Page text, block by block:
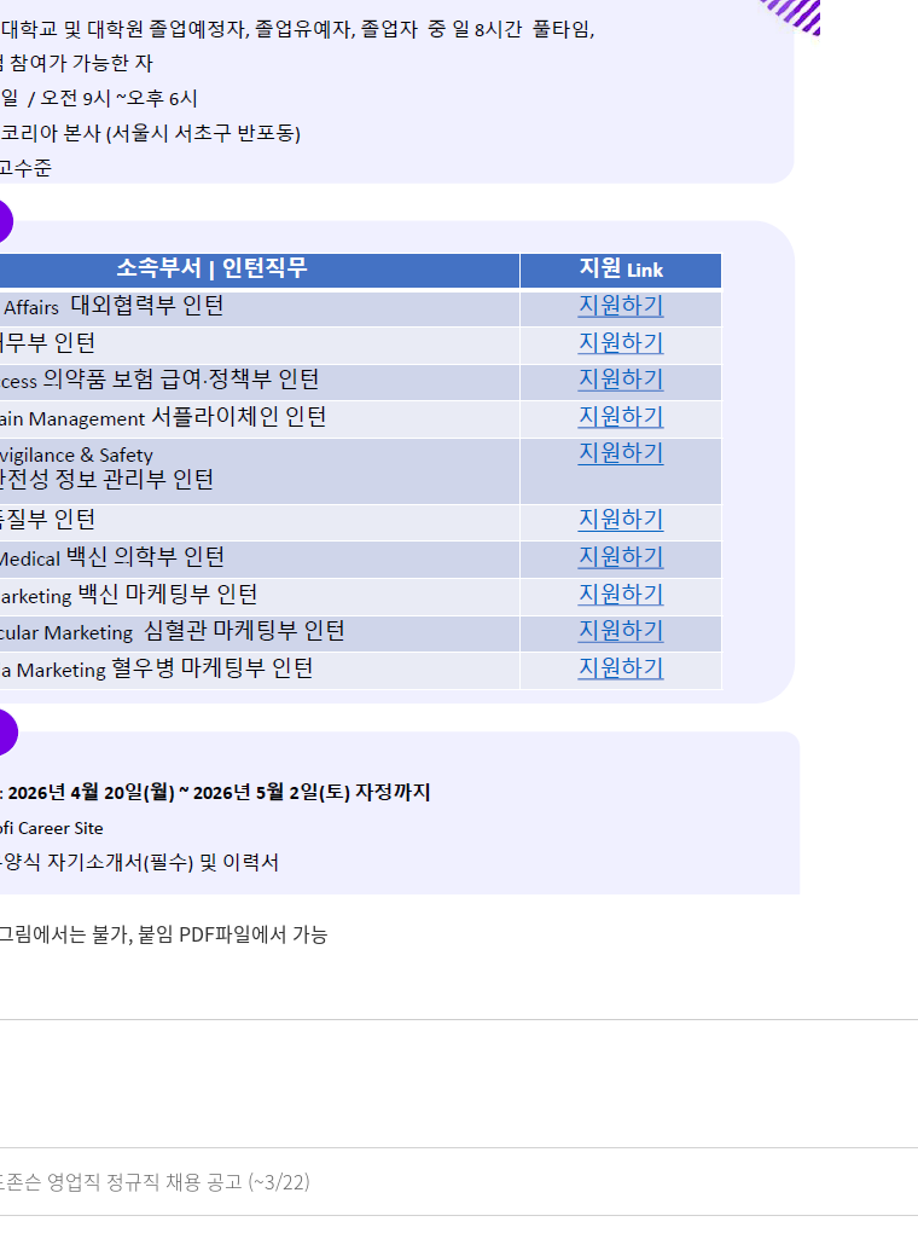
림에서는 불가, 붙임 PDF파일에서 가능
슨 영업직 정규직 채용 공고 (~3/22)